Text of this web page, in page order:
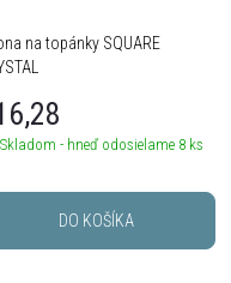
na topánky SQUARE
Skladom - hneď odosielame 8 ks
DO KOŠÍKA